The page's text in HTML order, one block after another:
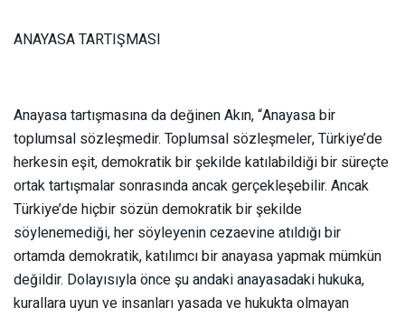
ANAYASA TARTIŞMASI
Anayasa tartışmasına da değinen Akın, “Anayasa bir
toplumsal sözleşmedir. Toplumsal sözleşmeler, Türkiye’de
herkesin eşit, demokratik bir şekilde katılabildiği bir süreçte
ortak tartışmalar sonrasında ancak gerçekleşebilir. Ancak
Türkiye’de hiçbir sözün demokratik bir şekilde
söylenemediği, her söyleyenin cezaevine atıldığı bir
ortamda demokratik, katılımcı bir anayasa yapmak mümkün
değildir. Dolayısıyla önce şu andaki anayasadaki hukuka,
kurallara uyun ve insanları yasada ve hukukta olmayan